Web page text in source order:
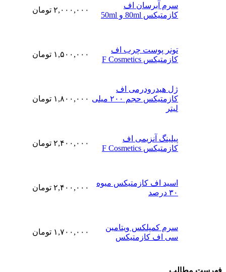
سرم آبرسان اف
کازمتیکس 80ml و 50ml
۲,۰۰۰,۰۰۰ تومان
تونر پوست چرب اف
کازمتیکس F Cosmetics
۱,۵۰۰,۰۰۰ تومان
ژل هیدرودرمی اف
کازمتیکس حجم ۲۰۰ میلی
لیتر
۱,۸۰۰,۰۰۰ تومان
پیلینگ آنزیمی اف
کازمتیکس F Cosmetics
۲,۴۰۰,۰۰۰ تومان
اسید اف کازمتیکس میوه
۳۰ درصد
۲,۴۰۰,۰۰۰ تومان
سرم کمپلکس ویتامین
سی اف کازمتیکس
۱,۷۰۰,۰۰۰ تومان
فهرست مطالب